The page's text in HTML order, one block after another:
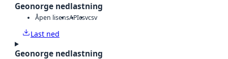
Geonorge nedlastning
Åpen lisensAPIcsvcsv
Last ned
Geonorge nedlastning